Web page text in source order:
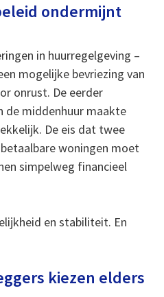
ondermijnt
in huurregelgeving –
mogelijke bevriezing van
onrust. De eerder
de middenhuur maakte
De eis dat twee
woningen moet
simpelweg financieel
en stabiliteit. En
kiezen elders